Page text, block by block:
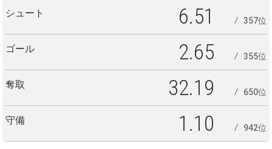
シュート 6.51 357位
ゴール 2.65 355位
奪取 32.19 650位
守備 1.10 942位